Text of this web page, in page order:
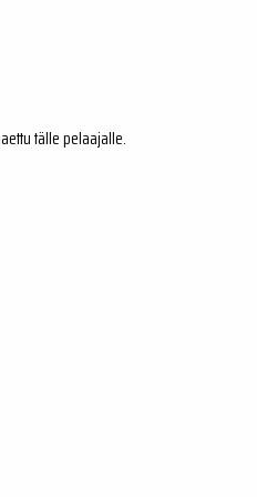
tälle pelaajalle.